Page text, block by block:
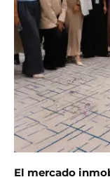
El mercado